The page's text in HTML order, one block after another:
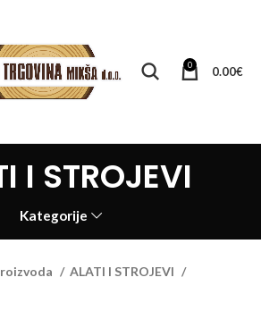
0 0.00€
I STROJEVI
Kategorije
ALATI I STROJEVI